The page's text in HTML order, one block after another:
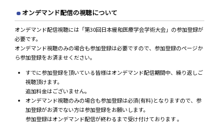
オンデマンド配信の視聴について
オンデマンド配信視聴には「第30回日本緩和医療学会学術大会」の参加登録が
必要です。
オンデマンド視聴のみの場合も参加登録は必要ですので、参加登録のページか
ら参加登録をお済ませください。
すでに参加登録を頂いている皆様はオンデマンド配信期間中、繰り返しご
視聴頂けます。
追加料金はございません。
オンデマンド視聴のみの場合も参加登録は必須(有料)となりますので、参
加登録がお済でない方は参加登録をお願いします。
参加登録はオンデマンド配信が終わるまで受け付けております 。